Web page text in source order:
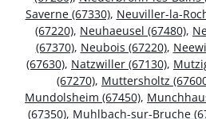
Saverne (67330), Neuviller-la-
(67220), Neuhaeusel (67480),
(67370), Neubois (67220),
(67630), Natzwiller (67130),
(67270), Muttersholtz
Mundolsheim (67450),
(67350), Muhlbach-sur-Bruche